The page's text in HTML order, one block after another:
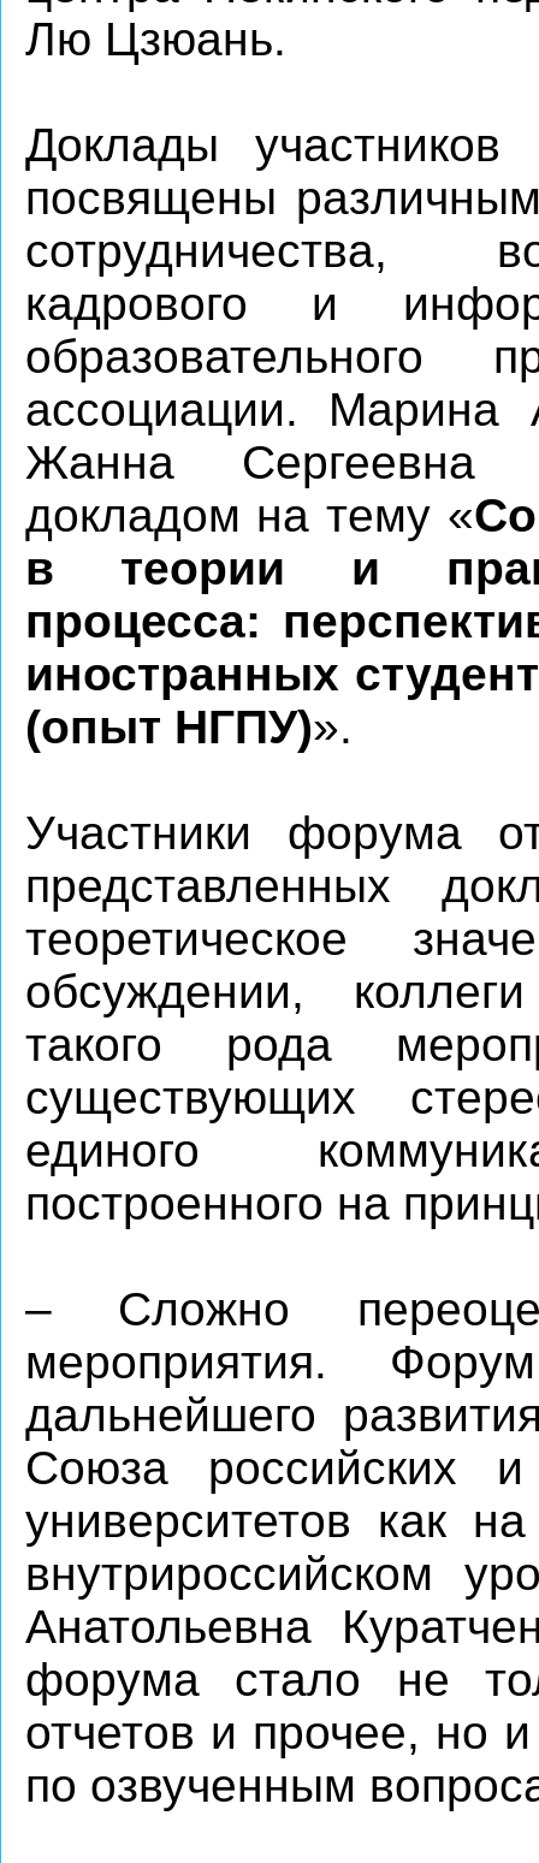
Лю Цзюань.
Доклады
посвящены
сотрудничества,
кадрового и
образовательного
ассоциации. Марина
Жанна Сергеевна
докладом на тему «
в теории и
процесса:
иностранных
(опыт НГПУ)».
Участники форума
представленных
теоретическое
обсуждении,
такого рода
существующих
единого
построенного на
– Сложно
мероприятия.
дальнейшего
Союза российских и
университетов как
внутрироссийском
Анатольевна
форума стало не
отчетов и прочее, но
по озвученным